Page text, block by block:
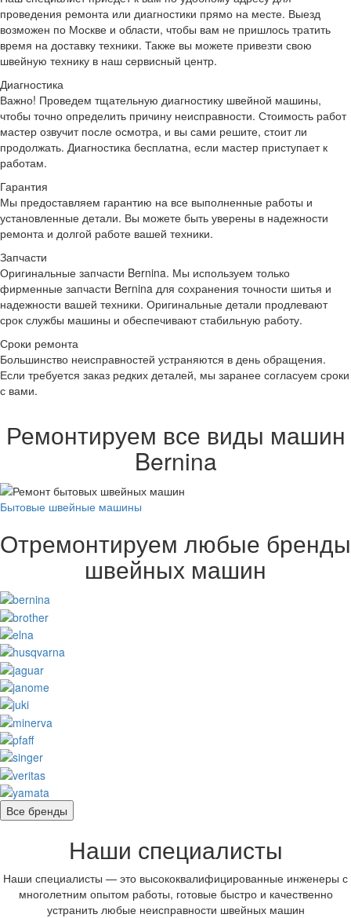
проведения ремонта или диагностики прямо на месте. Выезд
возможен по Москве и области, чтобы вам не пришлось тратить
время на доставку техники. Также вы можете привезти свою
швейную технику в наш сервисный центр.
Диагностика
Важно! Проведем тщательную диагностику швейной машины,
чтобы точно определить причину неисправности. Стоимость работ
мастер озвучит после осмотра, и вы сами решите, стоит ли
продолжать. Диагностика бесплатна, если мастер приступает к
работам.
Гарантия
Мы предоставляем гарантию на все выполненные работы и
установленные детали. Вы можете быть уверены в надежности
ремонта и долгой работе вашей техники.
Запчасти
Оригинальные запчасти Bernina. Мы используем только
фирменные запчасти Bernina для сохранения точности шитья и
надежности вашей техники. Оригинальные детали продлевают
срок службы машины и обеспечивают стабильную работу.
Сроки ремонта
Большинство неисправностей устраняются в день обращения.
Если требуется заказ редких деталей, мы заранее согласуем сроки
с вами.
Ремонтируем все виды машин
Bernina
Бытовые швейные машины
Отремонтируем любые бренды
швейных машин
Все бренды
Наши специалисты
Наши специалисты — это высококвалифицированные инженеры с
многолетним опытом работы, готовые быстро и качественно
устранить любые неисправности швейных машин